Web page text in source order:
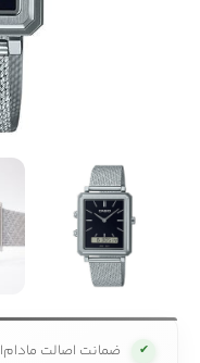
✔ ضمانت اصالت